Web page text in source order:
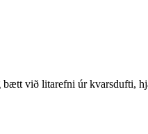
við litarefni úr kvarsdufti,